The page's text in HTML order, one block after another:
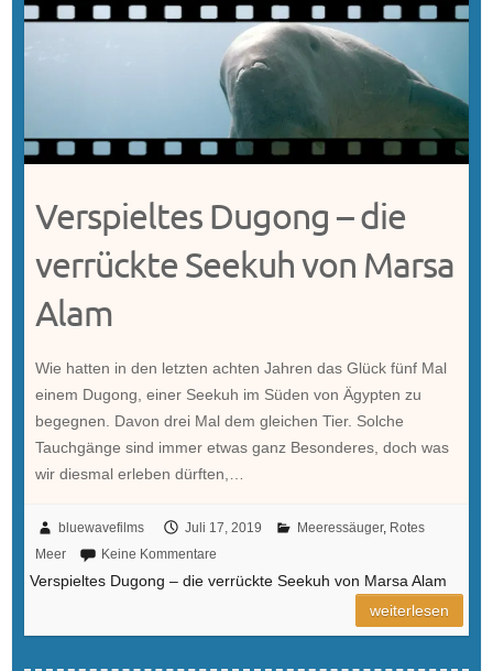
Verspieltes Dugong – die
verrückte Seekuh von Marsa
Alam
Wie hatten in den letzten achten Jahren das Glück fünf Mal
einem Dugong, einer Seekuh im Süden von Ägypten zu
begegnen. Davon drei Mal dem gleichen Tier. Solche
Tauchgänge sind immer etwas ganz Besonderes, doch was
wir diesmal erleben dürften,…
bluewavefilms Juli 17, 2019 Meeressäuger, Rotes
Meer
Keine Kommentare
Verspieltes Dugong – die verrückte Seekuh von Marsa Alam
weiterlesen